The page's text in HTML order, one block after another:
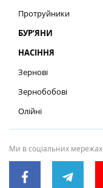
Протруйники
БУР’ЯНИ
НАСІННЯ
Зернові
Зернобобові
Олійні
Ми в соціальних мережах